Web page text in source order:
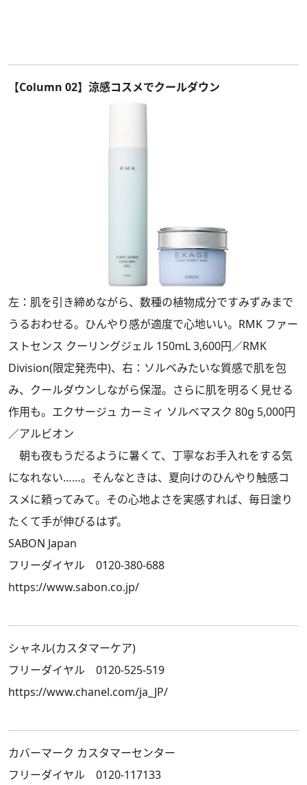
【Column 02】涼感コスメでクールダウン
左：肌を引き締めながら、数種の植物成分ですみずみまで
うるおわせる。ひんやり感が適度で心地いい。RMK ファー
ストセンス クーリングジェル 150mL 3,600円／RMK
Division(限定発売中)、右：ソルベみたいな質感で肌を包
み、クールダウンしながら保湿。さらに肌を明るく見せる
作用も。エクサージュ カーミィ ソルベマスク 80g 5,000円
／アルビオン
朝も夜もうだるように暑くて、丁寧なお手入れをする気
になれない……。そんなときは、夏向けのひんやり触感コ
スメに頼ってみて。その心地よさを実感すれば、毎日塗り
たくて手が伸びるはず。
SABON Japan
フリーダイヤル 0120-380-688
https://www.sabon.co.jp/
シャネル(カスタマーケア)
フリーダイヤル 0120-525-519
https://www.chanel.com/ja_JP/
カバーマーク カスタマーセンター
フリーダイヤル 0120-117133